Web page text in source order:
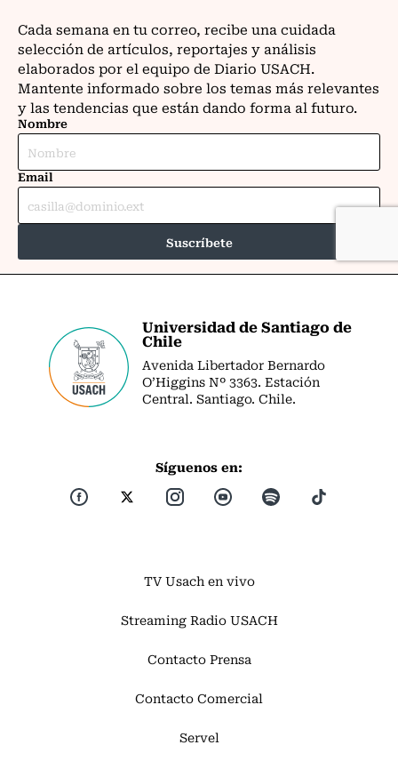
Universidad de Santiago de
Chile
Avenida Libertador Bernardo
O’Higgins Nº 3363. Estación
Central. Santiago. Chile.
Síguenos en:
TV Usach en vivo
Streaming Radio USACH
Contacto Prensa
Contacto Comercial
Servel